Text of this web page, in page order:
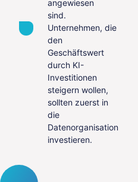
angewiesen
sind.
Unternehmen, die
den
Geschäftswert
durch KI-
Investitionen
steigern wollen,
sollten zuerst in
die
Datenorganisation
investieren.